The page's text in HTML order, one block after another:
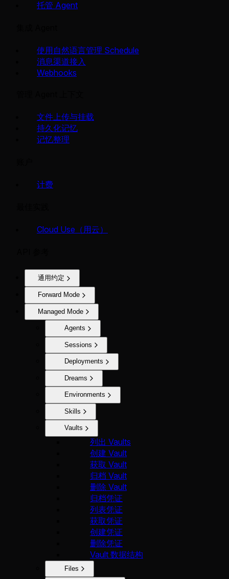
托管 Agent
使用自然语言管理 Schedule
消息渠道接入
Webhooks
文件上传与挂载
持久化记忆
记忆整理
计费
Cloud Use（用云）
通用约定
Forward Mode
Managed Mode
Agents
Sessions
Deployments
Dreams
Environments
Skills
Vaults
列出 Vaults
创建 Vault
获取 Vault
归档 Vault
删除 Vault
归档凭证
列表凭证
获取凭证
创建凭证
删除凭证
Vault 数据结构
Files